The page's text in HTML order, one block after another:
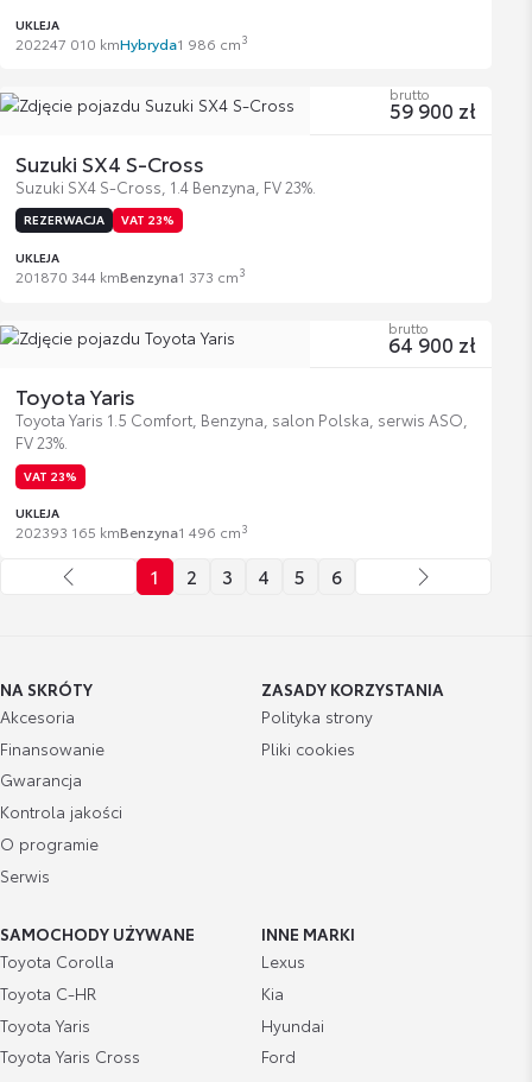
UKLEJA
202247 010 kmHybryda1 986 cm3
Suzuki SX4 S-Cross
Suzuki SX4 S-Cross, 1.4 Benzyna, FV 23%.
REZERWACJA VAT 23%
UKLEJA
201870 344 kmBenzyna1 373 cm3
brutto
59 900 zł
Toyota Yaris
Toyota Yaris 1.5 Comfort, Benzyna, salon Polska, serwis ASO,
FV 23%.
VAT 23%
UKLEJA
202393 165 kmBenzyna1 496 cm3
brutto
64 900 zł
1 2 3 4 5 6
NA SKRÓTY
Akcesoria
Finansowanie
Gwarancja
Kontrola jakości
O programie
Serwis
ZASADY KORZYSTANIA
Polityka strony
Pliki cookies
SAMOCHODY UŻYWANE
Toyota Corolla
Toyota C-HR
Toyota Yaris
Toyota Yaris Cross
INNE MARKI
Lexus
Kia
Hyundai
Ford